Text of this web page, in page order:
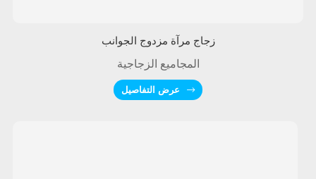
زجاج مرآة مزدوج الجوانب
المجاميع الزجاجية
عرض التفاصيل